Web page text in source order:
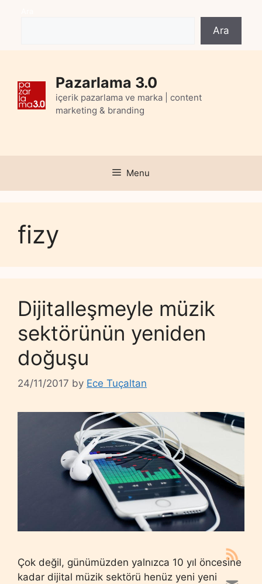
Ara
Pazarlama 3.0
içerik pazarlama ve marka | content
marketing & branding
Menu
fizy
Dijitalleşmeyle müzik
sektörünün yeniden
doğuşu
24/11/2017 by Ece Tuçaltan
Çok değil, günümüzden yalnızca 10 yıl öncesine
kadar dijital müzik sektörü henüz yeni yeni